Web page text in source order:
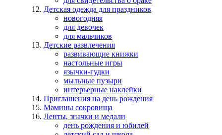
Детская одежда для праздников
новогодняя
для девочек
для мальчиков
Детские развлечения
развивающие книжки
настольные игры
язычки-гудки
мыльные пузыри
интерьерные наклейки
Приглашения на день рождения
Мамины сокровища
Ленты, значки и медали
день рождения и юбилей